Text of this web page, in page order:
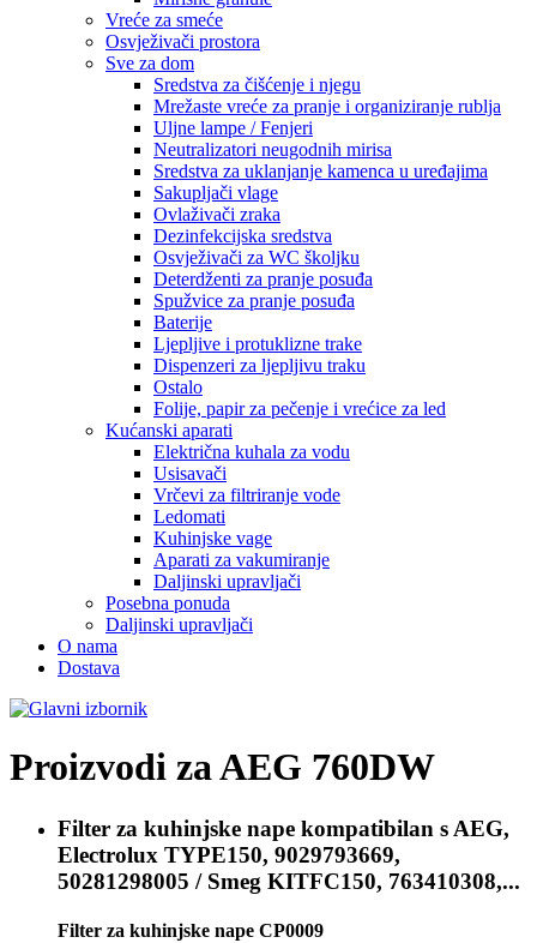
Vreće za smeće
Osvježivači prostora
Sve za dom
Sredstva za čišćenje i njegu
Mrežaste vreće za pranje i organiziranje rublja
Uljne lampe / Fenjeri
Neutralizatori neugodnih mirisa
Sredstva za uklanjanje kamenca u uređajima
Sakupljači vlage
Ovlaživači zraka
Dezinfekcijska sredstva
Osvježivači za WC školjku
Deterdženti za pranje posuđa
Spužvice za pranje posuđa
Baterije
Ljepljive i protuklizne trake
Dispenzeri za ljepljivu traku
Ostalo
Folije, papir za pečenje i vrećice za led
Kućanski aparati
Električna kuhala za vodu
Usisavači
Vrčevi za filtriranje vode
Ledomati
Kuhinjske vage
Aparati za vakumiranje
Daljinski upravljači
Posebna ponuda
Daljinski upravljači
O nama
Dostava
Proizvodi zaAEG 760DW
Filter za kuhinjske nape kompatibilan s AEG,
Electrolux TYPE150, 9029793669,
50281298005 / Smeg KITFC150, 763410308,...
Filter za kuhinjske nape CP0009